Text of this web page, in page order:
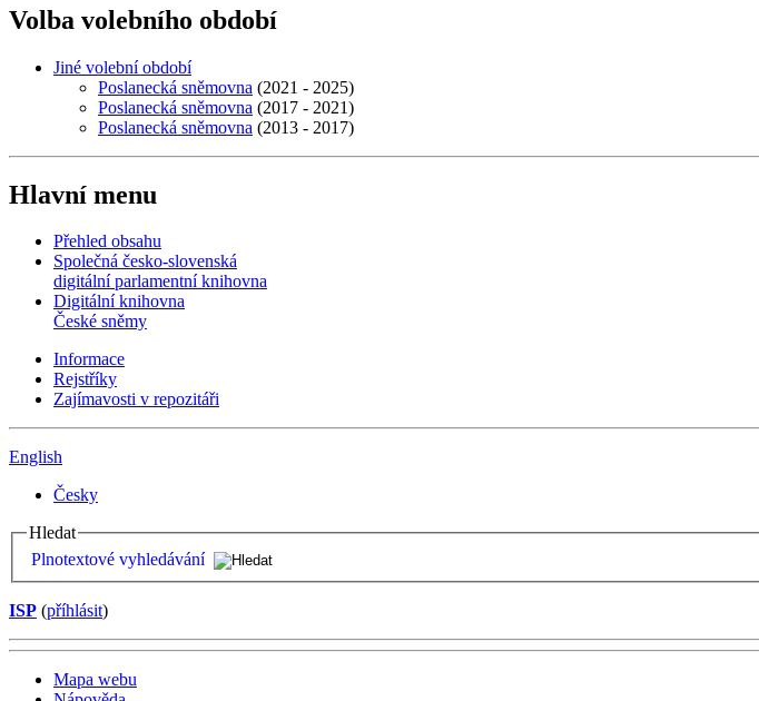
Volba volebního období
Jiné volební období
Poslanecká sněmovna (2021 - 2025)
Poslanecká sněmovna (2017 - 2021)
Poslanecká sněmovna (2013 - 2017)
Hlavní menu
Přehled obsahu
Společná česko-slovenská
digitální parlamentní knihovna
Digitální knihovna
České sněmy
Informace
Rejstříky
Zajímavosti v repozitáři
English
Česky
Hledat
Plnotextové vyhledávání
ISP (příhlásit)
Mapa webu